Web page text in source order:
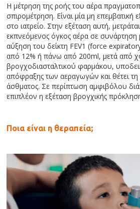
Η μέτρηση της ροής του αέρα
σπιρομέτρηση. Είναι μία μη επεμβατική
στο ιατρείο. Στην εξέταση αυτή,
εκπνεόμενος όγκος αέρα σε
αύξηση του δείκτη FEV1 (force
από 12% ή πάνω από 200ml, μετά από
βρογχοδιασταλτικού φαρμάκου,
απόφραξης των αεραγωγών και θέτει
άσθματος. Σε περίπτωση αμφιβόλου
επιπλέον η εξέταση βρογχικής
Ποια είναι η θεραπεία;